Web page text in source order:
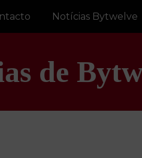
Notícias Bytwelve
de